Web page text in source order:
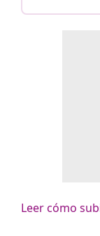
Leer cómo